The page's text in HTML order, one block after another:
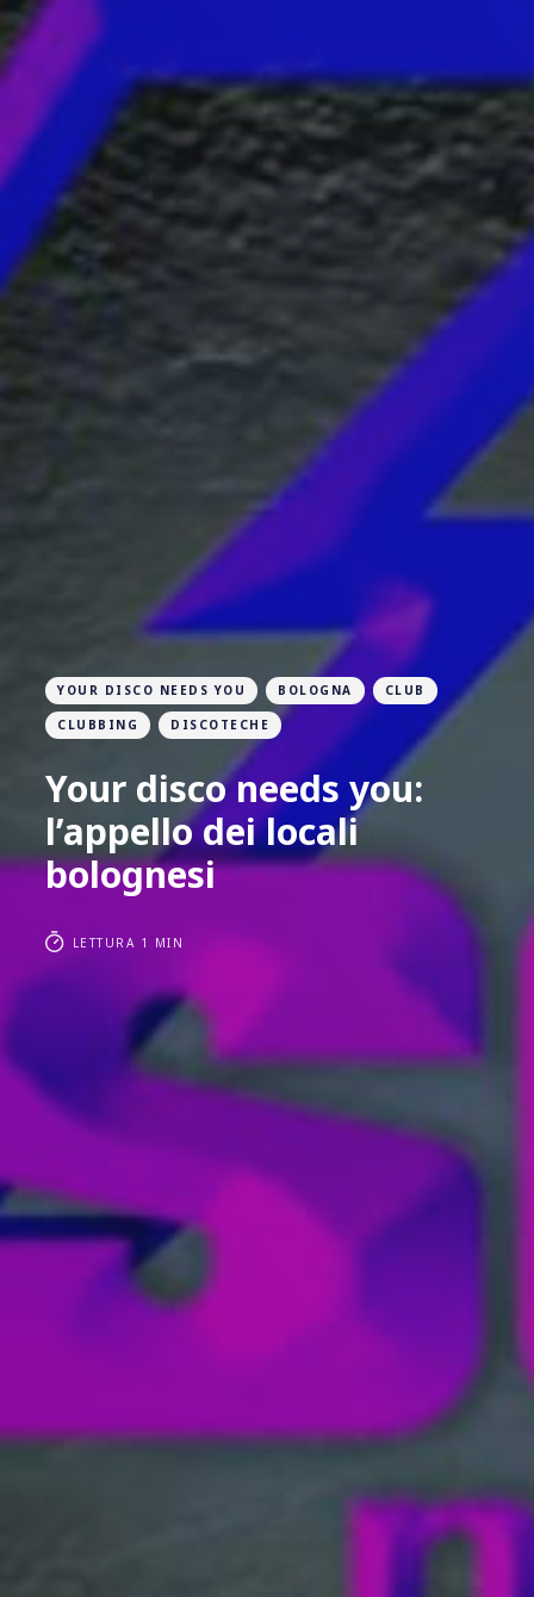
YOUR DISCO NEEDS YOU BOLOGNA CLUB
CLUBBING DISCOTECHE
Your disco needs you:
l’appello dei locali
bolognesi
LETTURA 1 MIN